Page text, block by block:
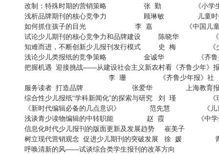
改制：特殊时期的营销策略 张 勤 《小学生
浅析品牌期刊的核心竞争力 顾琳敏 儿
如何抓住孩子的目光 李 嘉 《中国儿
试论少儿期刊的核心竞争力和品牌建设 陈晓华
知难而进，不断创新少儿报刊发行模式 史 梅 《
浅论少儿类报纸的竞争策略 金诚华 《齐
把握机遇 迎接挑战——从建设社会主义新农村看《齐鲁少年》
李 珊 《齐鲁少年报》
服务读者 打造品牌 张爱华 上海教育
综合性少儿报纸“学科新闻化”的探索与研究 刘 瑾 《
《新时代编辑必备的几点意识》 范先慧 《儿童
浅谈青少读物编辑的中转职能 赵 霞 《中
信息化时代少儿报刊的版面更新及发展趋势 崔美子
树立现代营销观念 促进少儿期刊的突破发展 徐 媛 青
呼唤清新的风——试谈综合类学生报刊的改革方向